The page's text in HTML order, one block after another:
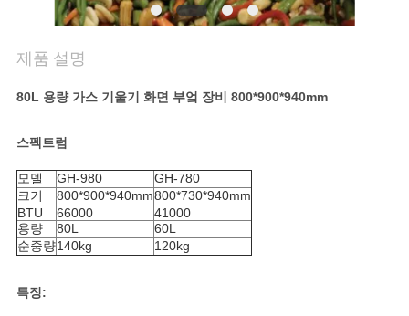
세
요
뉴
스
경
우
제품 설명
80L 용량 가스 기울기 화면 부엌 장비 800*900*940mm
스펙트럼
모델 GH-980
GH-780
크기
800*900*940mm800*730*940mm
BTU
66000
41000
용량
80L
60L
순중량140kg 120kg
특징: